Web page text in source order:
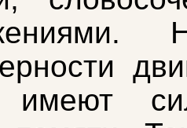
имеют